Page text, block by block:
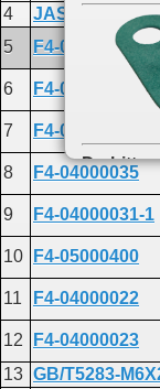
4 JASO-F404-
5
F4-04000024
6 F4-04000025
7 F4-04110003
8 F4-04000035
9 F4-04000031-1
10 F4-05000400
11 F4-04000022
12 F4-04000023
13 GB/T5283-
Du hittar
F4